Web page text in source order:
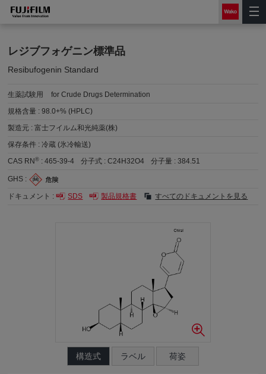
レジブフォゲニン標準品
Resibufogenin Standard
生薬試験用
for Crude Drugs Determination
規格含量 :98.0+% (HPLC)
製造元 :富士フイルム和光純薬(株)
保存条件 :冷蔵 (氷冷輸送)
CAS RN® :465-39-4 分子式 :C24H32O4 分子量 :384.51
GHS :
ドキュメント : SDS 製品規格書 すべてのドキュメントを見る
構造式 ラベル 荷姿